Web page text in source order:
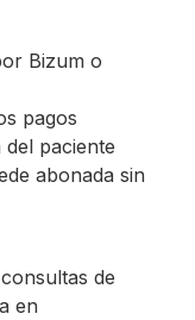
Bizum o
pagos
paciente
abonada sin
de
en